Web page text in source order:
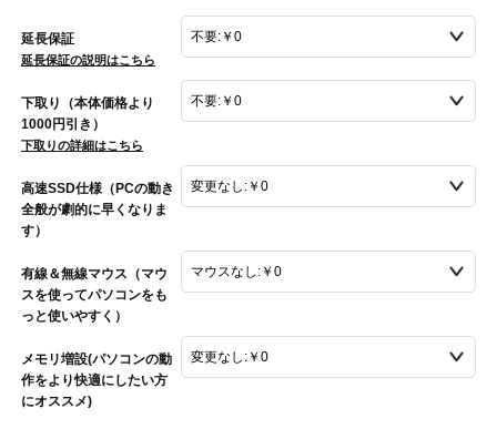
延長保証
延長保証の説明はこちら
下取り（本体価格より
1000円引き）
下取りの詳細はこちら
高速SSD仕様（PCの動き
全般が劇的に早くなりま
す）
有線＆無線マウス（マウ
スを使ってパソコンをも
っと使いやすく）
メモリ増設(パソコンの動
作をより快適にしたい方
にオススメ)